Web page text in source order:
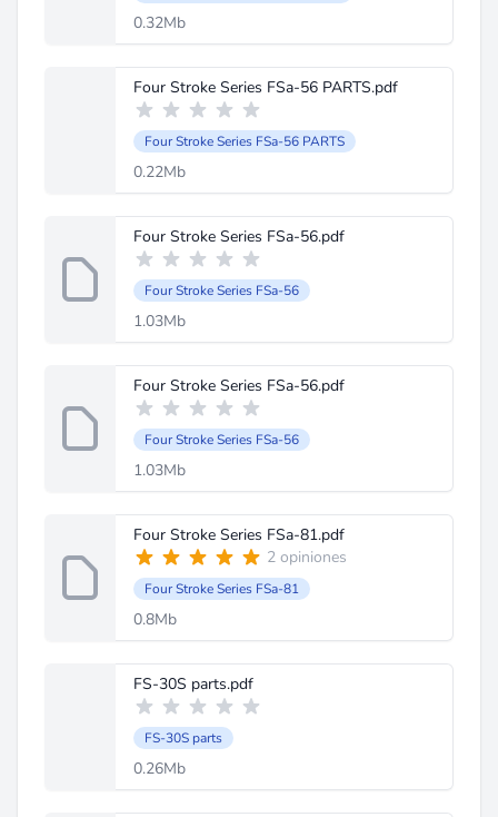
0.32Mb
Four Stroke Series FSa-56 PARTS.pdf
Four Stroke Series FSa-56 PARTS
0.22Mb
Four Stroke Series FSa-56.pdf
Four Stroke Series FSa-56
1.03Mb
Four Stroke Series FSa-56.pdf
Four Stroke Series FSa-56
1.03Mb
Four Stroke Series FSa-81.pdf
2 opiniones
Four Stroke Series FSa-81
0.8Mb
FS-30S parts.pdf
FS-30S parts
0.26Mb